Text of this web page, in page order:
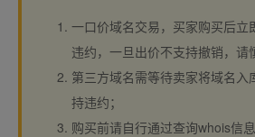
一口价域名交易，买家购买后
违约，一旦出价不支持撤销，请
第三方域名需等待卖家将域名
持违约；
购买前请自行通过查询whois信